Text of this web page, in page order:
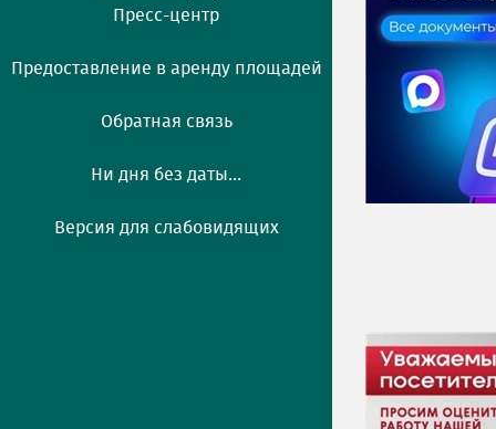
Пресс-центр
Предоставление в аренду площадей
Обратная связь
Ни дня без даты...
Версия для слабовидящих